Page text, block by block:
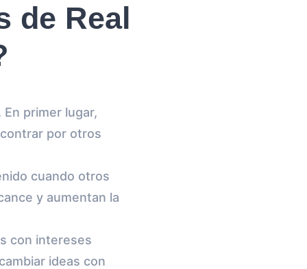
de Real
primer lugar,
por otros
cuando otros
y aumentan la
con intereses
ideas con